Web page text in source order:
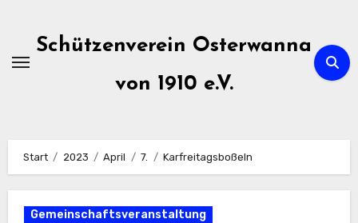
springenSchützenverein Osterwanna
von 1910 e.V.
Start 2023 April 7. Karfreitagsboßeln
Gemeinschaftsveranstaltung